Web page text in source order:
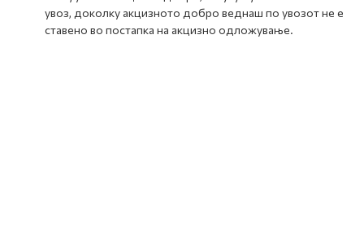
увоз, доколку акцизното добро веднаш по увозот не е
ставено во постапка на акцизно одложување.